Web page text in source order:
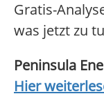
Gratis-
was jetzt zu
Peninsula
Hier